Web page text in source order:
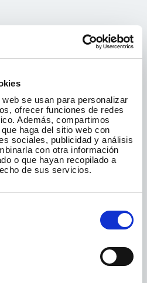
se usan para personalizar
ofrecer funciones de redes
Además, compartimos
haga del sitio web con
sociales, publicidad y análisis
con otra información
o que hayan recopilado a
de sus servicios.
DE LA
PAGO
SEGURO